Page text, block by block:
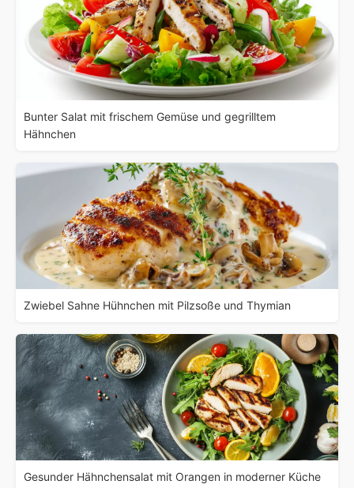
Bunter Salat mit frischem Gemüse und gegrilltem
Hähnchen
Zwiebel Sahne Hühnchen mit Pilzsoße und Thymian
Gesunder Hähnchensalat mit Orangen in moderner Küche